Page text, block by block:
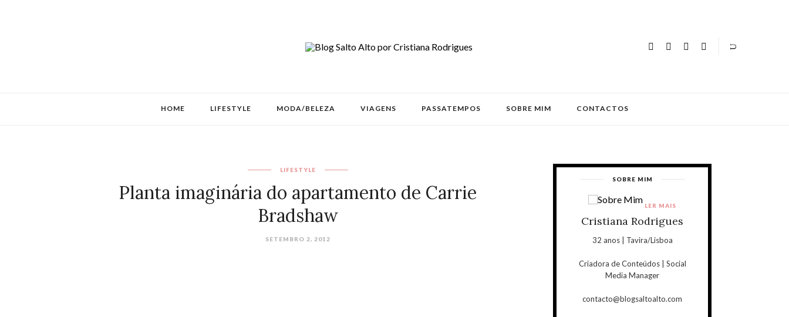
HOME LIFESTYLE MODA/BELEZA VIAGENS PASSATEMPOS SOBRE MIM CONTACTOS
LIFESTYLE
Planta imaginária do apartamento de Carrie
Bradshaw
SETEMBRO 2, 2012
SOBRE MIM
Cristiana Rodrigues
32 anos | Tavira/Lisboa
Criadora de Conteúdos | Social
Media Manager
contacto@blogsaltoalto.com
LER MAIS